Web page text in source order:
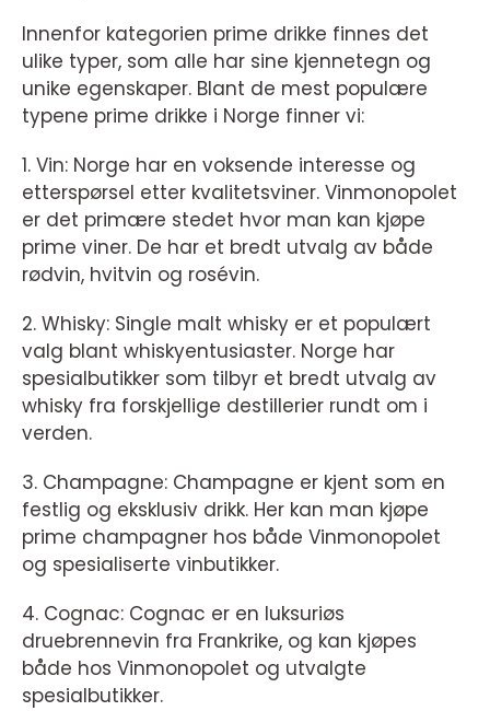
Innenfor kategorien prime drikke finnes det
ulike typer, som alle har sine kjennetegn og
unike egenskaper. Blant de mest populære
typene prime drikke i Norge finner vi:
1. Vin: Norge har en voksende interesse og
etterspørsel etter kvalitetsviner. Vinmonopolet
er det primære stedet hvor man kan kjøpe
prime viner. De har et bredt utvalg av både
rødvin, hvitvin og rosévin.
2. Whisky: Single malt whisky er et populært
valg blant whiskyentusiaster. Norge har
spesialbutikker som tilbyr et bredt utvalg av
whisky fra forskjellige destillerier rundt om i
verden.
3. Champagne: Champagne er kjent som en
festlig og eksklusiv drikk. Her kan man kjøpe
prime champagner hos både Vinmonopolet
og spesialiserte vinbutikker.
4. Cognac: Cognac er en luksuriøs
druebrennevin fra Frankrike, og kan kjøpes
både hos Vinmonopolet og utvalgte
spesialbutikker.